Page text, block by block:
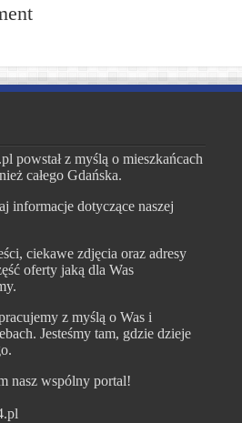
powstał z myślą o mieszkańcach
całego Gdańska.
informacje dotyczące naszej
ciekawe zdjęcia oraz adresy
oferty jaką dla Was
z myślą o Was i
Jesteśmy tam, gdzie dzieje
nasz wspólny portal!